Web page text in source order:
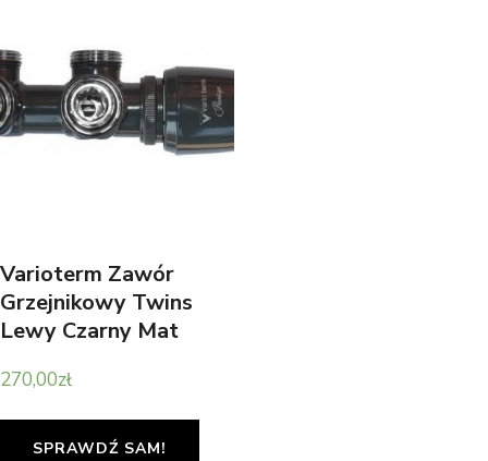
Varioterm Zawór
Grzejnikowy Twins
Lewy Czarny Mat
270,00zł
SPRAWDŹ SAM!